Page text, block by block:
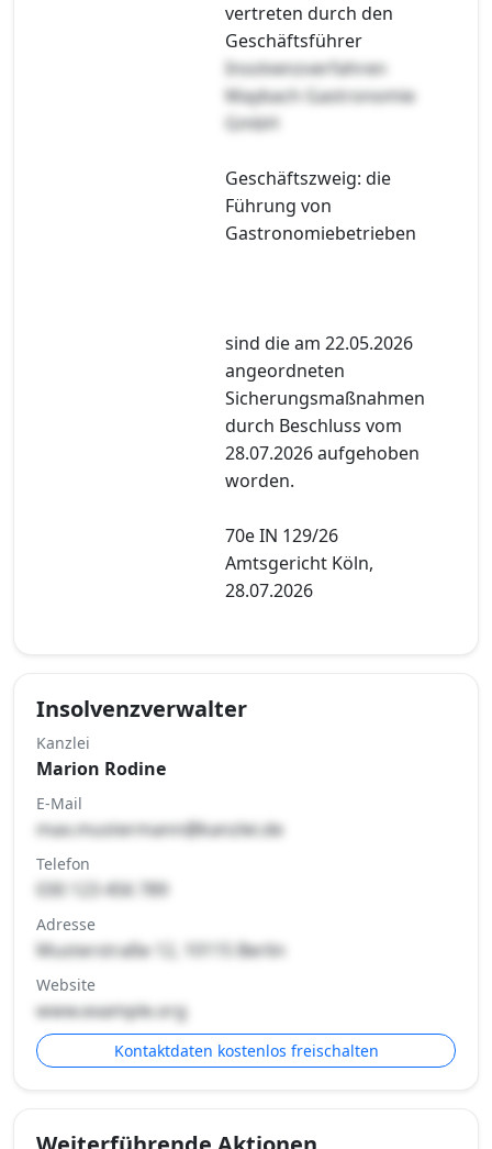
vertreten durch den
Geschäftsführer
Insolvenzverfahren
Maybach Gastronomie
GmbH
Geschäftszweig: die
Führung von
Gastronomiebetrieben
sind die am 22.05.2026
angeordneten
Sicherungsmaßnahmen
durch Beschluss vom
28.07.2026 aufgehoben
worden.
70e IN 129/26
Amtsgericht Köln,
28.07.2026
Insolvenzverwalter
Kanzlei
Marion Rodine
E-Mail
max.mustermann@kanzlei.de
Telefon
030 123 456 789
Adresse
Musterstraße 12, 10115 Berlin
Website
www.example.org
Kontaktdaten kostenlos freischalten